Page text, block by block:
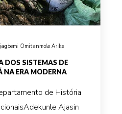
Omitanmole Arike
DOS SISTEMAS DE
NA ERA MODERNA
de História
Ajasin